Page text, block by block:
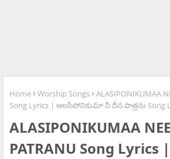
Home Worship Songs
ALASIPONIKUMAA
Song Lyrics | అలసిపోనికుమా నీ దీన పాత్రను Song
ALASIPONIKUMAA
PATRANU Song Lyrics |